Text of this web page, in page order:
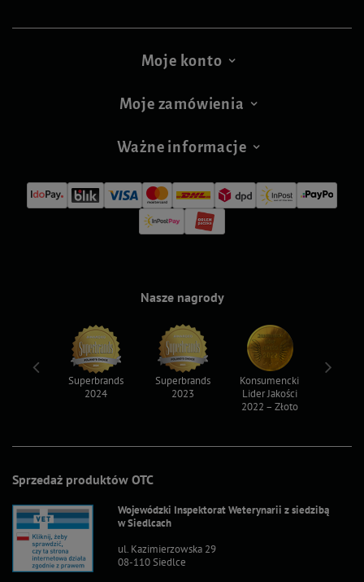
Moje konto
Moje zamówienia
Ważne informacje
Sprzedaż produktów OTC
Wojewódzki Inspektorat Weterynarii z siedzibą
w Siedlcach
ul. Kazimierzowska 29
08-110 Siedlce
Nasze nagrody
Superbrands
2024
Superbrands
2023
Konsumencki
Lider Jakości
2022 – Złoto